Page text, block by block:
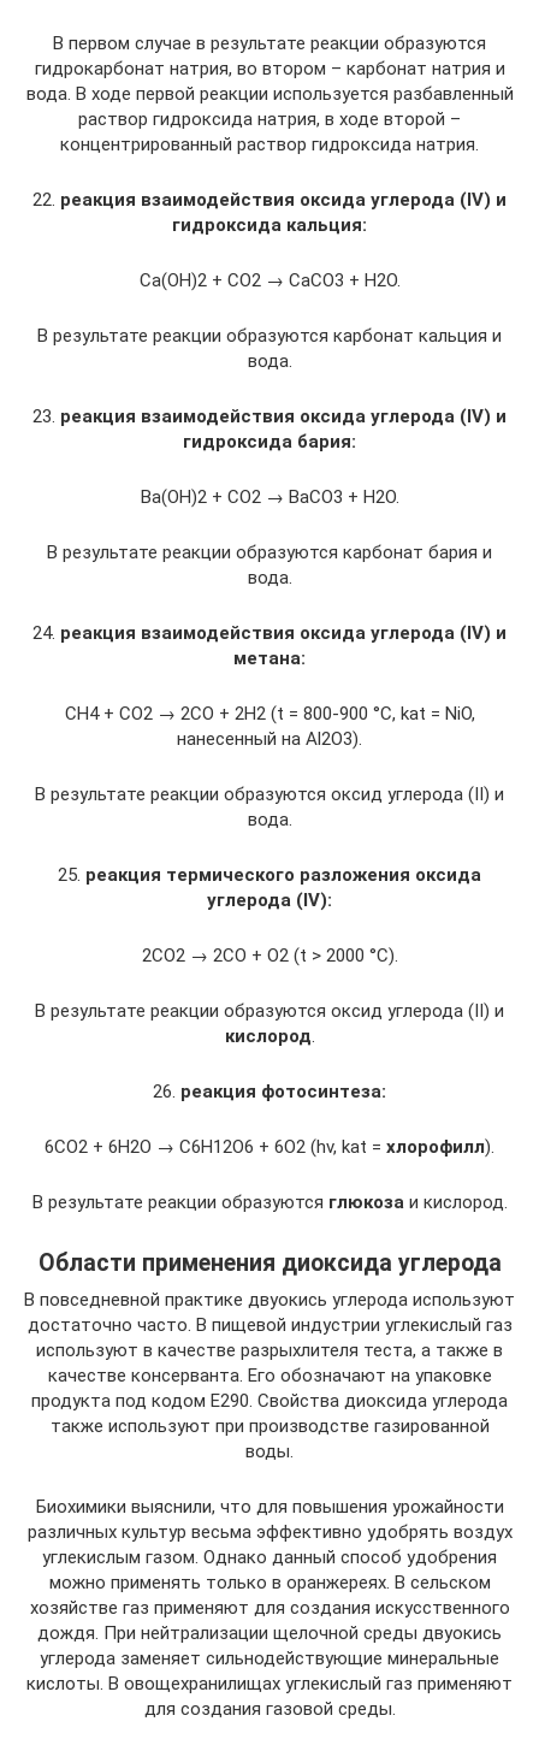
В первом случае в результате реакции образуются
гидрокарбонат натрия, во втором – карбонат натрия и
вода. В ходе первой реакции используется разбавленный
раствор гидроксида натрия, в ходе второй –
концентрированный раствор гидроксида натрия.
22. реакция взаимодействия оксида углерода (IV) и
гидроксида кальция:
Ca(OH)2 + CO2 → CaCO3 + H2O.
В результате реакции образуются карбонат кальция и
вода.
23. реакция взаимодействия оксида углерода (IV) и
гидроксида бария:
Ba(OH)2 + CO2 → BaCO3 + H2O.
В результате реакции образуются карбонат бария и
вода.
24. реакция взаимодействия оксида углерода (IV) и
метана:
CH4 + CO2 → 2CO + 2H2 (t = 800-900 °C, kat = NiO,
нанесенный на Al2O3).
В результате реакции образуются оксид углерода (II) и
вода.
25. реакция термического разложения оксида
углерода (IV):
2CO2 → 2CO + O2 (t > 2000 °C).
В результате реакции образуются оксид углерода (II) и
кислород.
26. реакция фотосинтеза:
6CO2 + 6H2O → C6H12O6 + 6O2 (hv, kat = хлорофилл).
В результате реакции образуются глюкозаи кислород.
Области применения диоксида углерода
В повседневной практике двуокись углерода используют
достаточно часто. В пищевой индустрии углекислый газ
используют в качестве разрыхлителя теста, а также в
качестве консерванта. Его обозначают на упаковке
продукта под кодом Е290. Свойства диоксида углерода
также используют при производстве газированной
воды.
Биохимики выяснили, что для повышения урожайности
различных культур весьма эффективно удобрять воздух
углекислым газом. Однако данный способ удобрения
можно применять только в оранжереях. В сельском
хозяйстве газ применяют для создания искусственного
дождя. При нейтрализации щелочной среды двуокись
углерода заменяет сильнодействующие минеральные
кислоты. В овощехранилищах углекислый газ применяют
для создания газовой среды.